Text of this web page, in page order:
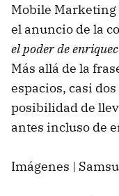
Mobile Marketing
el anuncio de la
el poder de
Más allá de la
espacios, casi
posibilidad de
antes incluso de
Imágenes |